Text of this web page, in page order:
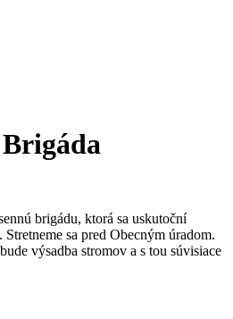
brigádu, ktorá sa uskutoční
sa pred Obecným úradom.
výsadba stromov a s tou súvisiace